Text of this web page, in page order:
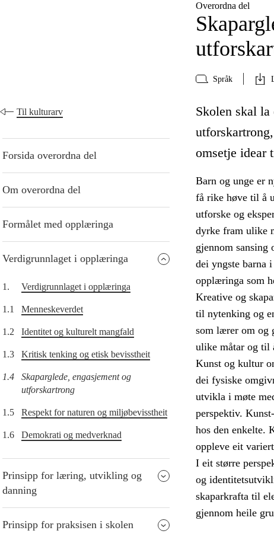
Overordna del
Språk
Til kulturarv
Forsida overordna del
Om overordna del
Formålet med opplæringa
Verdigrunnlaget i opplæringa
1. Verdigrunnlaget i opplæringa
1.1 Menneskeverdet
1.2 Identitet og kulturelt mangfald
1.3 Kritisk tenking og etisk bevisstheit
1.4
Skaparglede, engasjement og
utforskartrong
1.5 Respekt for naturen og miljøbevisstheit
1.6 Demokrati og medverknad
Prinsipp for læring, utvikling og
danning
Prinsipp for praksisen i skolen
Skolen skal la
omsetje idear
Barn og unge er
få rike høve til å
utforske og
dyrke fram ulike
gjennom
dei yngste barna
opplæringa som
Kreative og
til nytenking og
som lærer om og
ulike måtar og til
Kunst og kultur
dei fysiske
utvikla i møte
perspektiv.
hos den enkelte.
oppleve eit
I eit større
og
skaparkrafta til
gjennom heile